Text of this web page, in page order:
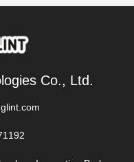
Co., Ltd.